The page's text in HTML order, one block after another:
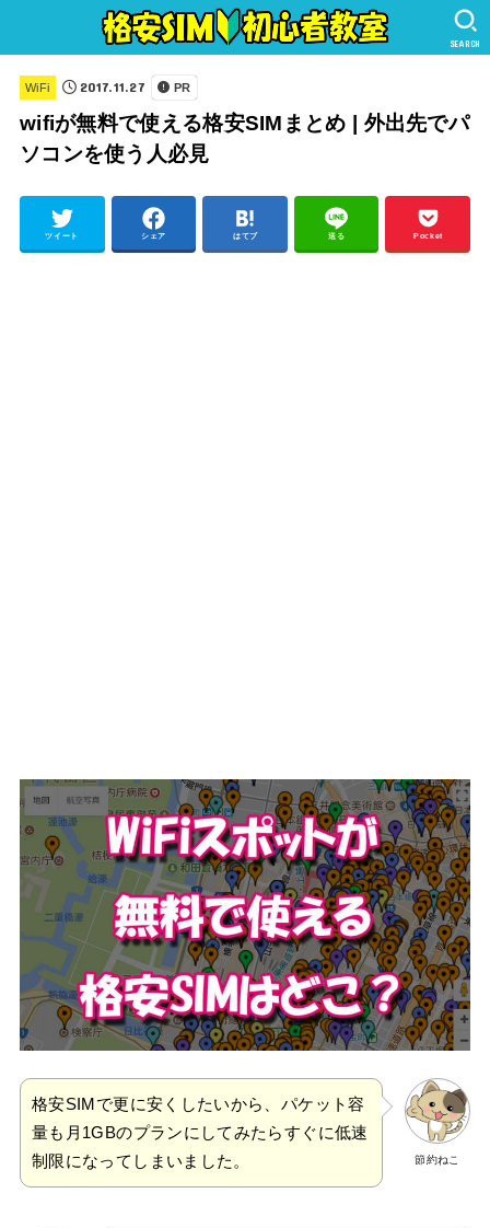
SEARCH
WiFi 2017.11.27 PR
wifiが無料で使える格安SIMまとめ | 外出先でパ
ソコンを使う人必見
ツイート シェア はてブ 送る Pocket
節約ねこ
格安SIMで更に安くしたいから、パケット容
量も月1GBのプランにしてみたらすぐに低速
制限になってしまいました。